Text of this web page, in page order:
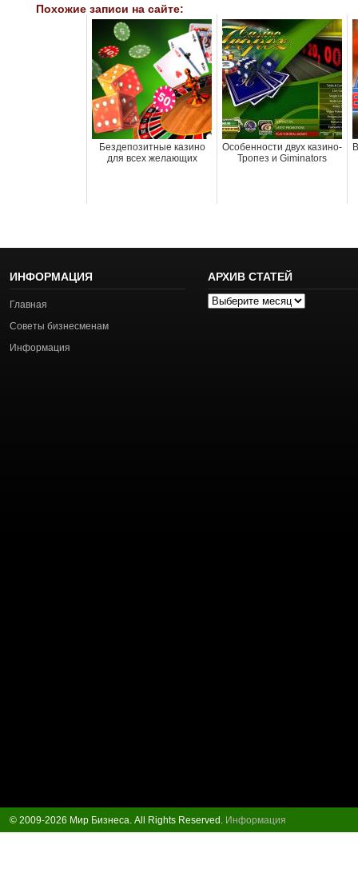
Похожие записи на сайте:
Бездепозитные казино
для всех желающих
Особенности двух казино-
Тропез и Giminators
ИНФОРМАЦИЯ
Главная
Советы бизнесменам
Информация
АРХИВ СТАТЕЙ
Архив
© 2009-2026 Мир Бизнеса. All Rights Reserved. Информация